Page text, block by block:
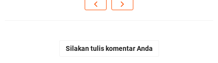
Silakan tulis komentar Anda